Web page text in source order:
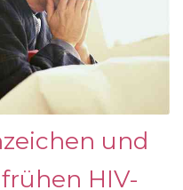
und
HIV-